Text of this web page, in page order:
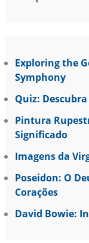
Exploring the
Symphony
Quiz:
Pintura
Significado
Imagens da
Poseidon: O
Corações
David Bowie: